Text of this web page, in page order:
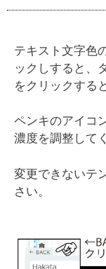
テキスト文字色
ックしすると、
をクリックする
ペンキのアイコ
濃度を調整して
変更できないテ
さい。